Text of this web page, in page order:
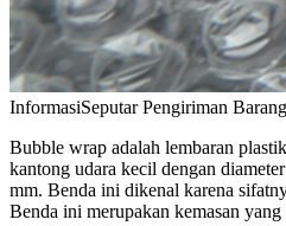
InformasiSeputar Pengiriman Barang
Bubble wrap adalah lembaran
kantong udara kecil dengan
mm. Benda ini dikenal karena
Benda ini merupakan kemasan